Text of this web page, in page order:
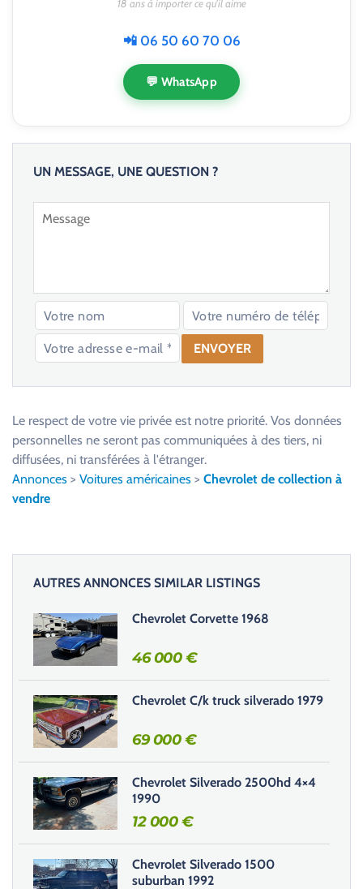
18 ans à importer ce qu'il aime
📲 06 50 60 70 06
💬 WhatsApp
UN MESSAGE, UNE QUESTION ?
e
s
e
c
e
c
h
a
m
p
v
i
d
e
.
Le respect de votre vie privée est notre priorité. Vos données
personnelles ne seront pas communiquées à des tiers, ni
diffusées, ni transférées à l'étranger.
Annonces > Voitures américaines > Chevrolet de collection à
vendre
AUTRES ANNONCES SIMILAR LISTINGS
Chevrolet Corvette 1968
46 000€
Chevrolet C/k truck silverado 1979
69 000€
Chevrolet Silverado 2500hd 4×4
1990
12 000€
Chevrolet Silverado 1500
suburban 1992